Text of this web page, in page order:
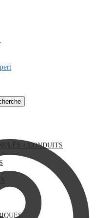
+ CONDUITS